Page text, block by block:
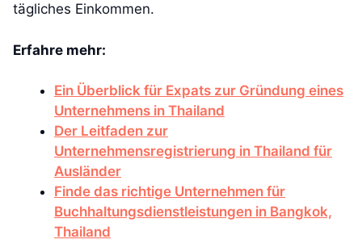
tägliches Einkommen.
Erfahre mehr:
Ein Überblick für Expats zur Gründung eines
Unternehmens in Thailand
Der Leitfaden zur
Unternehmensregistrierung in Thailand für
Ausländer
Finde das richtige Unternehmen für
Buchhaltungsdienstleistungen in Bangkok,
Thailand